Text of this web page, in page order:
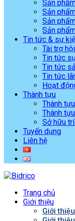
Sản
Sản
Sản
Sản
Tin tức & sự
Tài trợ
Tin tức
Tin tức
Tin tức
Hoạt
Thành tựu
Thành
Thành
Sở hữu
Tuyển dụng
Liên hệ
Trang chủ
Giới thiệu
Giới